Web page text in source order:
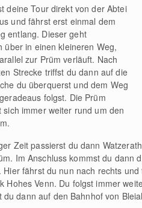
deine Tour direkt von der Abtei
und fährst erst einmal dem
entlang. Dieser geht
über in einen kleineren Weg,
zur Prüm verläuft. Nach
Strecke triffst du dann auf die
du überquerst und dem Weg
folgst. Die Prüm
sich immer weiter rund um den
Zeit passierst du dann
Im Anschluss kommst du dann
Hier fährst du nun nach rechts
Venn. Du folgst immer
dann auf den Bahnhof von